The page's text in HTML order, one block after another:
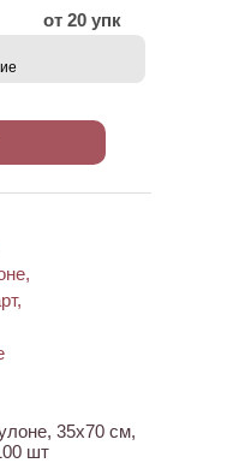
от 20 упк
35х70 см,
шт